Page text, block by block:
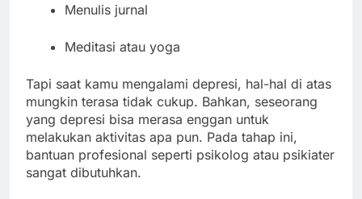
Menulis jurnal
Meditasi atau yoga
Tapi saat kamu mengalami depresi, hal-hal di atas
mungkin terasa tidak cukup. Bahkan, seseorang
yang depresi bisa merasa enggan untuk
melakukan aktivitas apa pun. Pada tahap ini,
bantuan profesional seperti psikolog atau psikiater
sangat dibutuhkan.